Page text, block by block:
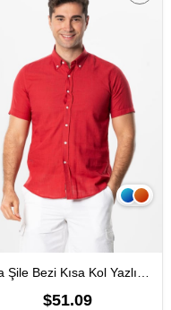
$51.09